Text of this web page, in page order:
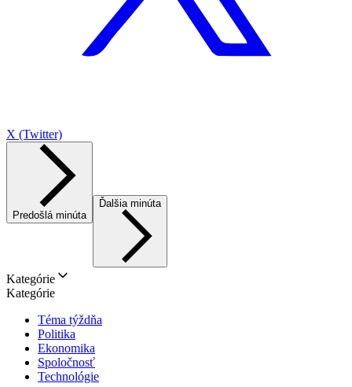
X (Twitter)
Predošlá minúta
Ďalšia minúta
Kategórie
Kategórie
Téma týždňa
Politika
Ekonomika
Spoločnosť
Technológie